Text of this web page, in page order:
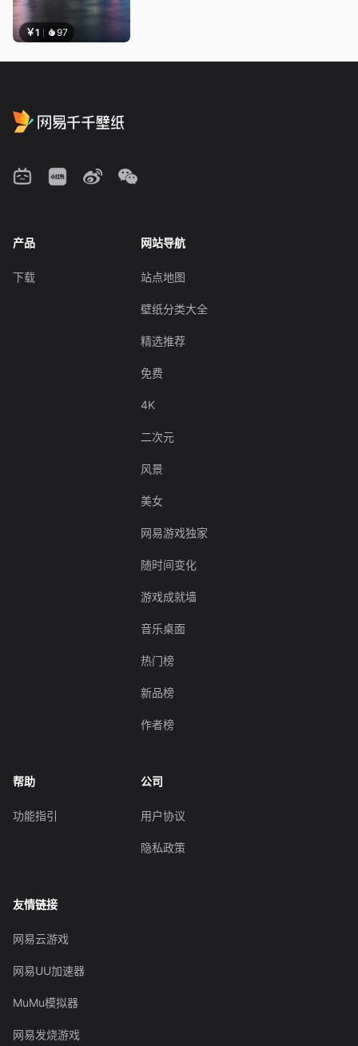
￥1 97
产品
下载
网站导航
站点地图
壁纸分类大全
精选推荐
免费
4K
二次元
风景
美女
网易游戏独家
随时间变化
游戏成就墙
音乐桌面
热门榜
新品榜
作者榜
帮助
功能指引
公司
用户协议
隐私政策
友情链接
网易云游戏
网易UU加速器
MuMu模拟器
网易发烧游戏